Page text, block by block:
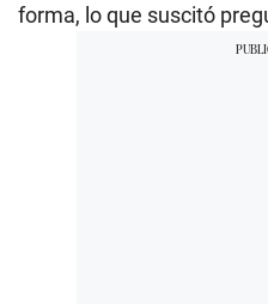
forma, lo que suscitó